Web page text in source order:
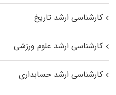
کارشناسی ارشد تاریخ
کارشناسی ارشد علوم ورزشی
کارشناسی ارشد حسابداری